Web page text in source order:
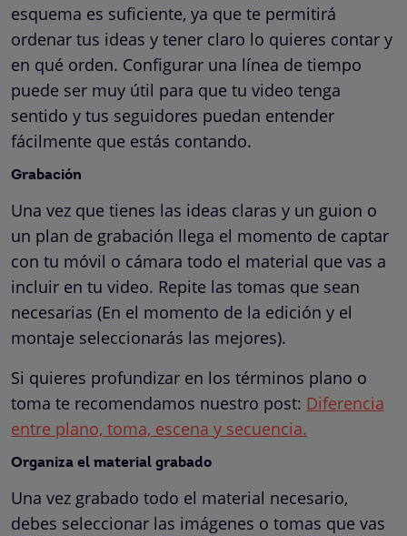
esquema es suficiente, ya que te permitirá
ordenar tus ideas y tener claro lo quieres contar y
en qué orden. Configurar una línea de tiempo
puede ser muy útil para que tu video tenga
sentido y tus seguidores puedan entender
fácilmente que estás contando.
Grabación
Una vez que tienes las ideas claras y un guion o
un plan de grabación llega el momento de captar
con tu móvil o cámara todo el material que vas a
incluir en tu video. Repite las tomas que sean
necesarias (En el momento de la edición y el
montaje seleccionarás las mejores).
Si quieres profundizar en los términos plano o
toma te recomendamos nuestro post: Diferencia
entre plano, toma, escena y secuencia.
Organiza el material grabado
Una vez grabado todo el material necesario,
debes seleccionar las imágenes o tomas que vas